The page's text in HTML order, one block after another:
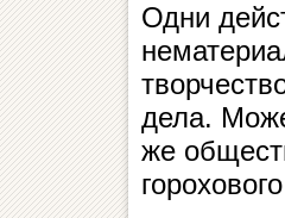
Одни
дела.
же